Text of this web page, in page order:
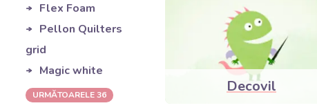
Flex Foam
Pellon Quilters
grid
Magic white
URMĂTOARELE 36 Decovil